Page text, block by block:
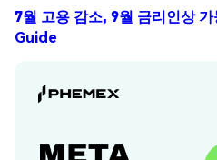
7월 고용 감소, 9월 금리인상
Guide